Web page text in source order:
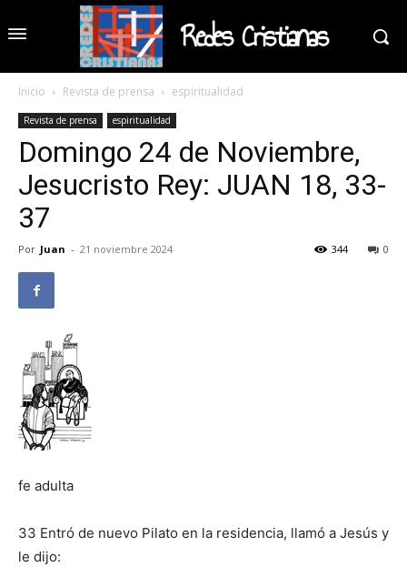
Redes Cristianas
Inicio Revista de prensa espiritualidad
Revista de prensa espiritualidad
Domingo 24 de Noviembre,
Jesucristo Rey: JUAN 18, 33-
37
Por Juan - 21 noviembre 2024 0
344
fe adulta
33 Entró de nuevo Pilato en la residencia, llamó a Jesús y
le dijo: